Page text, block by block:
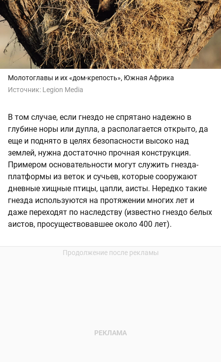
Молотоглавы и их «дом-крепость», Южная Африка
Источник: Legion Media
В том случае, если гнездо не спрятано надежно в
глубине норы или дупла, а располагается открыто, да
еще и поднято в целях безопасности высоко над
землей, нужна достаточно прочная конструкция.
Примером основательности могут служить гнезда-
платформы из веток и сучьев, которые сооружают
дневные хищные птицы, цапли, аисты. Нередко такие
гнезда используются на протяжении многих лет и
даже переходят по наследству (известно гнездо белых
аистов, просуществовавшее около 400 лет).